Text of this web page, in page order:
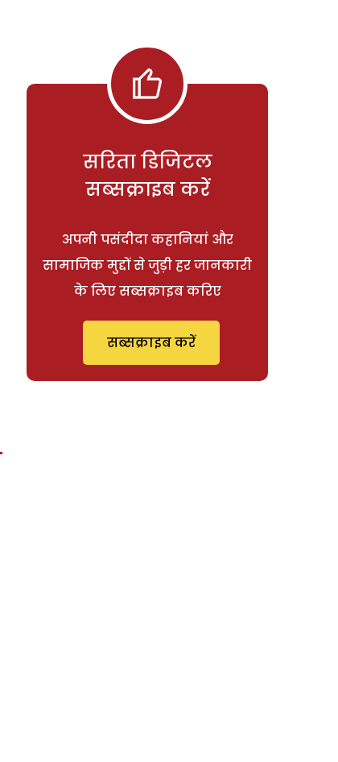
सरिता डिजिटल
सब्सक्राइब करें
अपनी पसंदीदा कहानियां और
सामाजिक मुद्दों से जुड़ी हर जानकारी
के लिए सब्सक्राइब करिए
सब्सक्राइब करें